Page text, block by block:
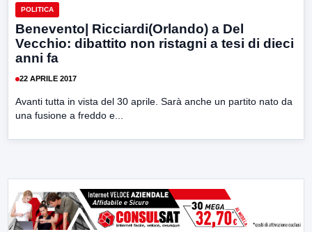
POLITICA
Benevento| Ricciardi(Orlando) a Del
Vecchio: dibattito non ristagni a tesi di dieci
anni fa
22 APRILE 2017
Avanti tutta in vista del 30 aprile. Sarà anche un partito nato da
una fusione a freddo e...